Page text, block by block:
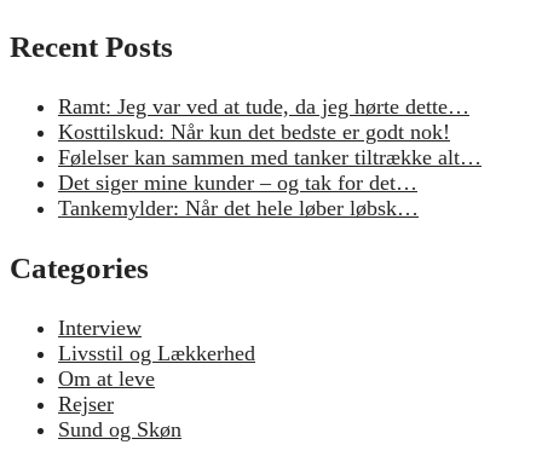
Recent Posts
Ramt: Jeg var ved at tude, da jeg hørte dette…
Kosttilskud: Når kun det bedste er godt nok!
Følelser kan sammen med tanker tiltrække alt…
Det siger mine kunder – og tak for det…
Tankemylder: Når det hele løber løbsk…
Categories
Interview
Livsstil og Lækkerhed
Om at leve
Rejser
Sund og Skøn